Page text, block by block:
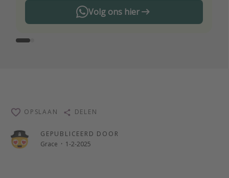
Volg ons hier
GEPUBLICEERD DOOR
Grace · 1-2-2025
OPSLAAN DELEN